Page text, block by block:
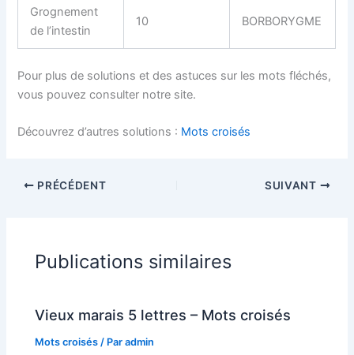
Grognement
de l’intestin
10 BORBORYGME
Pour plus de solutions et des astuces sur les mots fléchés,
vous pouvez consulter notre site.
Découvrez d’autres solutions : Mots croisés
PRÉCÉDENT SUIVANT
Publications similaires
Vieux marais 5 lettres – Mots croisés
Mots croisés / Paradmin